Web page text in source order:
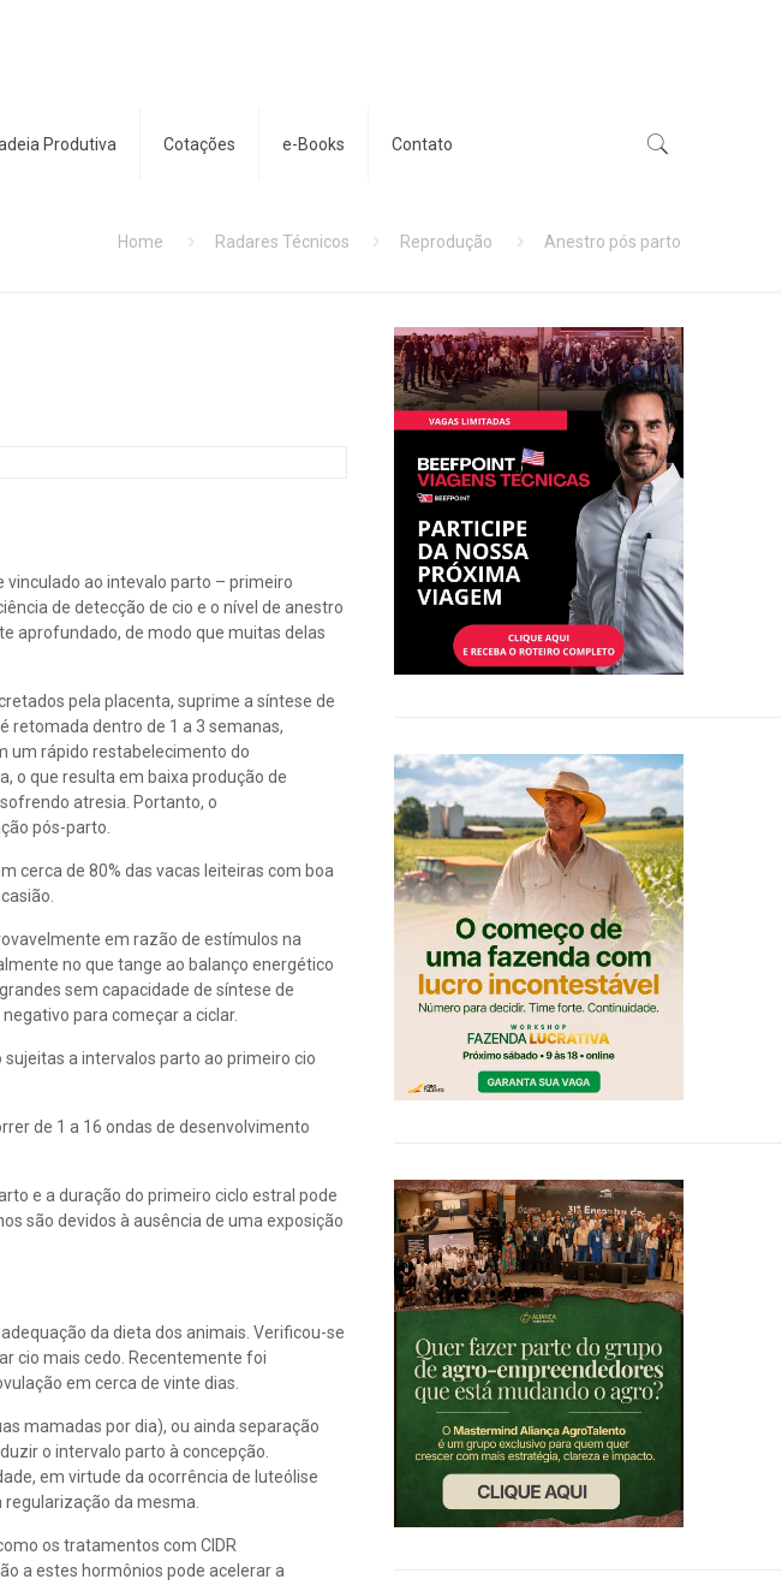
Produtiva Cotações e-Books Contato
Home Radares Técnicos Reprodução Anestro pós parto
ao intevalo parto – primeiro
de detecção de cio e o nível de anestro
aprofundado, de modo que muitas delas
pela placenta, suprime a síntese de
retomada dentro de 1 a 3 semanas,
um rápido restabelecimento do
o que resulta em baixa produção de
atresia. Portanto, o
pós-parto.
cerca de 80% das vacas leiteiras com boa
em razão de estímulos na
no que tange ao balanço energético
sem capacidade de síntese de
para começar a ciclar.
a intervalos parto ao primeiro cio
de 1 a 16 ondas de desenvolvimento
e a duração do primeiro ciclo estral pode
são devidos à ausência de uma exposição
da dieta dos animais. Verificou-se
cio mais cedo. Recentemente foi
em cerca de vinte dias.
mamadas por dia), ou ainda separação
o intervalo parto à concepção.
em virtude da ocorrência de luteólise
da mesma.
os tratamentos com CIDR
a estes hormônios pode acelerar a